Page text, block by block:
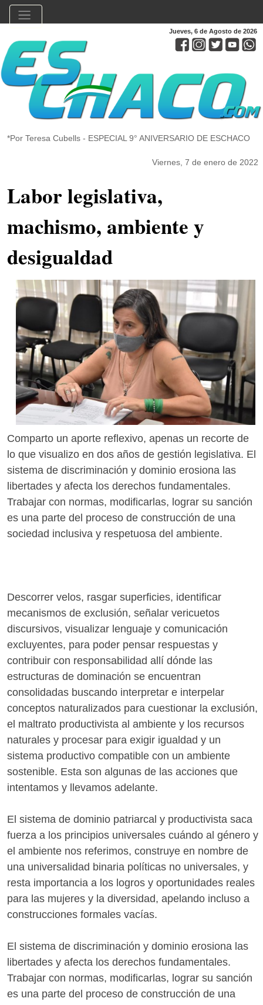
Jueves, 6 de Agosto de 2026
*Por Teresa Cubells - ESPECIAL 9° ANIVERSARIO DE ESCHACO
Viernes, 7 de enero de 2022
Labor legislativa,
machismo, ambiente y
desigualdad
Comparto un aporte reflexivo, apenas un recorte de
lo que visualizo en dos años de gestión legislativa. El
sistema de discriminación y dominio erosiona las
libertades y afecta los derechos fundamentales.
Trabajar con normas, modificarlas, lograr su sanción
es una parte del proceso de construcción de una
sociedad inclusiva y respetuosa del ambiente.
Descorrer velos, rasgar superficies, identificar
mecanismos de exclusión, señalar vericuetos
discursivos, visualizar lenguaje y comunicación
excluyentes, para poder pensar respuestas y
contribuir con responsabilidad allí dónde las
estructuras de dominación se encuentran
consolidadas buscando interpretar e interpelar
conceptos naturalizados para cuestionar la exclusión,
el maltrato productivista al ambiente y los recursos
naturales y procesar para exigir igualdad y un
sistema productivo compatible con un ambiente
sostenible. Esta son algunas de las acciones que
intentamos y llevamos adelante.
El sistema de dominio patriarcal y productivista saca
fuerza a los principios universales cuándo al género y
el ambiente nos referimos, construye en nombre de
una universalidad binaria políticas no universales, y
resta importancia a los logros y oportunidades reales
para las mujeres y la diversidad, apelando incluso a
construcciones formales vacías.
El sistema de discriminación y dominio erosiona las
libertades y afecta los derechos fundamentales.
Trabajar con normas, modificarlas, lograr su sanción
es una parte del proceso de construcción de una